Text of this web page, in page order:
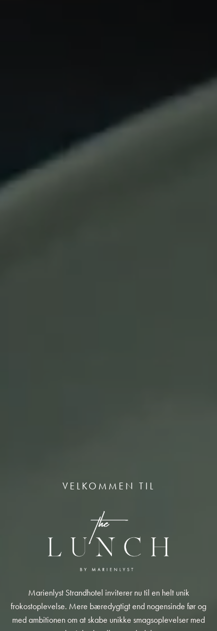
VELKOMMEN TIL
Marienlyst Strandhotel inviterer nu til en helt unik
frokostoplevelse. Mere bæredygtigt end nogensinde før og
med ambitionen om at skabe unikke smagsoplevelser med